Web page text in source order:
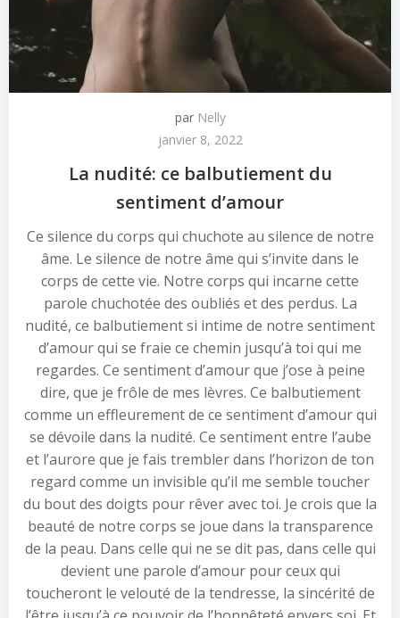
par Nelly
janvier 8, 2022
La nudité: ce balbutiement du
sentiment d’amour
Ce silence du corps qui chuchote au silence de notre
âme. Le silence de notre âme qui s’invite dans le
corps de cette vie. Notre corps qui incarne cette
parole chuchotée des oubliés et des perdus. La
nudité, ce balbutiement si intime de notre sentiment
d’amour qui se fraie ce chemin jusqu’à toi qui me
regardes. Ce sentiment d’amour que j’ose à peine
dire, que je frôle de mes lèvres. Ce balbutiement
comme un effleurement de ce sentiment d’amour qui
se dévoile dans la nudité. Ce sentiment entre l’aube
et l’aurore que je fais trembler dans l’horizon de ton
regard comme un invisible qu’il me semble toucher
du bout des doigts pour rêver avec toi. Je crois que la
beauté de notre corps se joue dans la transparence
de la peau. Dans celle qui ne se dit pas, dans celle qui
devient une parole d’amour pour ceux qui
toucheront le velouté de la tendresse, la sincérité de